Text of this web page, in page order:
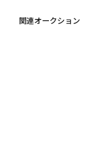
関連オークション